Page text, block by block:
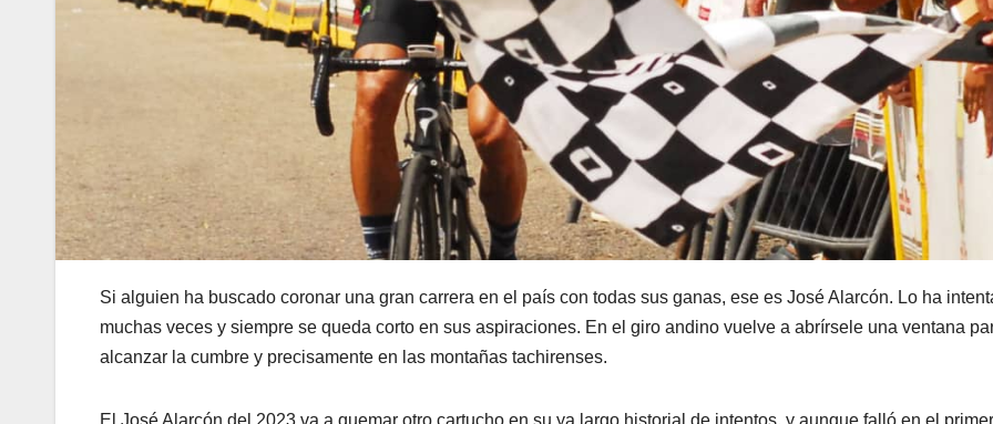
Si alguien ha buscado coronar una gran carrera en el país con todas sus ganas, ese es José Alarcón. Lo ha
muchas veces y siempre se queda corto en sus aspiraciones. En el giro andino vuelve a abrírsele una ventana
alcanzar la cumbre y precisamente en las montañas tachirenses.
El José Alarcón del 2023 va a quemar otro cartucho en su ya largo historial de intentos, y aunque falló en el